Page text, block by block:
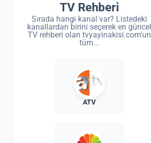
TV Rehberi
Sırada hangi kanal var? Listedeki
kanallardan birini seçerek en güncel
TV rehberi olan tvyayinakisi.com'un
tüm...
ATV